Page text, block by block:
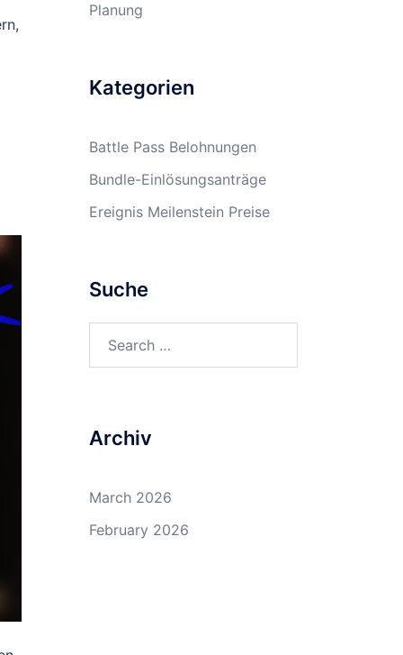
Planung
Kategorien
Battle Pass Belohnungen
Bundle-Einlösungsanträge
Ereignis Meilenstein Preise
Suche
Archiv
March 2026
February 2026